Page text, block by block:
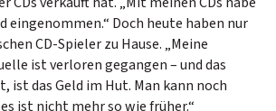
eingenommen.“ Doch heute haben nur
CD-Spieler zu Hause. „Meine
ist verloren gegangen – und das
ist das Geld im Hut. Man kann noch
ist nicht mehr so wie früher.“